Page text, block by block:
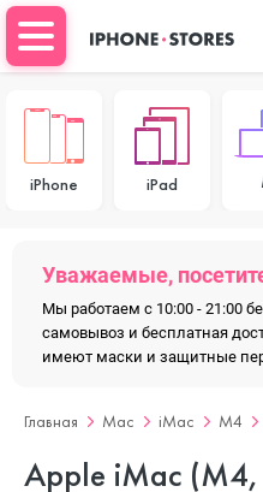
iPhone iPad
Уважаемые,
Мы работаем с 10:00 - 21:00
самовывоз и бесплатная
имеют маски и защитные
Главная Mac iMac M4
Apple iMac